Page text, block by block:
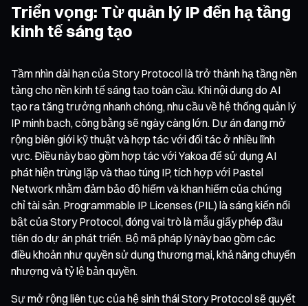
Triển vọng: Từ quản lý IP đến hạ tầng
kinh tế sáng tạo
Tầm nhìn dài hạn của Story Protocol là trở thành hạ tầng nền
tảng cho nền kinh tế sáng tạo toàn cầu. Khi nội dung do AI
tạo ra tăng trưởng nhanh chóng, nhu cầu về hệ thống quản lý
IP minh bạch, công bằng sẽ ngày càng lớn. Dự án đang mở
rộng biên giới kỹ thuật và hợp tác với đối tác ở nhiều lĩnh
vực. Điều này bao gồm hợp tác với Yakoa để sử dụng AI
phát hiện trùng lặp và thao túng IP, tích hợp với Pastel
Network nhằm đảm bảo độ hiếm và khan hiếm của chứng
chỉ tài sản. Programmable IP Licenses (PIL) là sáng kiến nổi
bật của Story Protocol, đóng vai trò là mẫu giấy phép đầu
tiên do dự án phát triển. Bộ mã pháp lý này bao gồm các
điều khoản như quyền sử dụng thương mại, khả năng chuyển
nhượng và tỷ lệ bản quyền.
Sự mở rộng liên tục của hệ sinh thái Story Protocol sẽ quyết